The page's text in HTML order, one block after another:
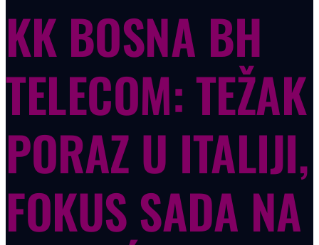
KK BOSNA BH
TELECOM: TEŽAK
PORAZ U ITALIJI,
FOKUS SADA NA